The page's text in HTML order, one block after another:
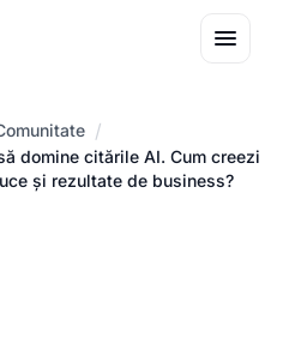
/
domine citările AI. Cum creezi
și rezultate de business?